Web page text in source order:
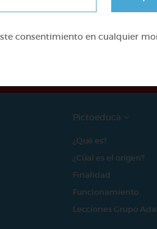
posible gracias al
Pictoeduca
¿Qué es?
¿Cúal es el origen?
Finalidad
Funcionamiento
Lecciones Grupo
consentimiento en cualquier